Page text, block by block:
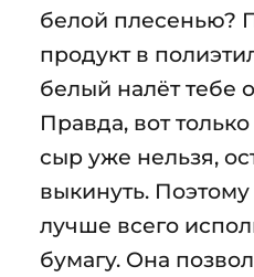
белой плесенью?
продукт в
белый налёт тебе
Правда, вот
сыр уже нельзя,
выкинуть.
лучше всего
бумагу. Она